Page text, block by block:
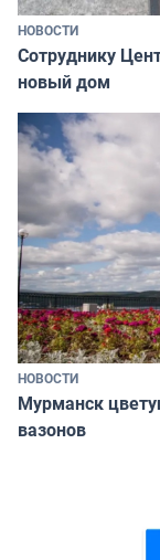
НОВОСТИ
Сотруднику
новый дом
НОВОСТИ
Мурманск
вазонов